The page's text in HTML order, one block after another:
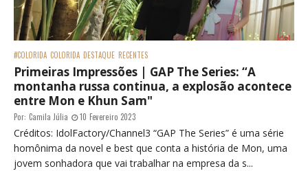
#COLORIDA COLORIDA DESTAQUE RECENTES
Primeiras Impressões | GAP The Series: “A
montanha russa continua, a explosão acontece
entre Mon e Khun Sam"
Por: Camila Júlia 10 Fevereiro 2023
Créditos: IdolFactory/Channel3 “GAP The Series” é uma série
homônima da novel e best que conta a história de Mon, uma
jovem sonhadora que vai trabalhar na empresa da s...